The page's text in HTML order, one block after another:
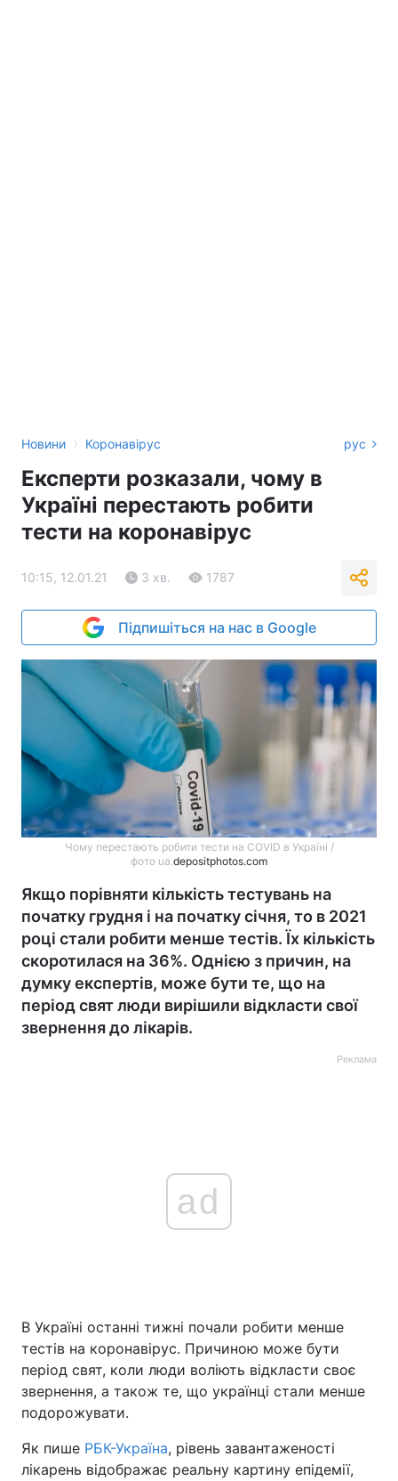
Новини › Коронавірус рус
Експерти розказали, чому в
Україні перестають робити
тести на коронавірус
10:15, 12.01.21 3 хв. 1787
Підпишіться на нас в Google
Чому перестають робити тести на COVID в Україні /
фото ua.depositphotos.com
Якщо порівняти кількість тестувань на
початку грудня і на початку січня, то в 2021
році стали робити менше тестів. Їх кількість
скоротилася на 36%. Однією з причин, на
думку експертів, може бути те, що на
період свят люди вирішили відкласти свої
звернення до лікарів.
Реклама
ad
В Україні останні тижні почали робити менше
тестів на коронавірус. Причиною може бути
період свят, коли люди воліють відкласти своє
звернення, а також те, що українці стали менше
подорожувати.
Як пише РБК-Україна, рівень завантаженості
лікарень відображає реальну картину епідемії,